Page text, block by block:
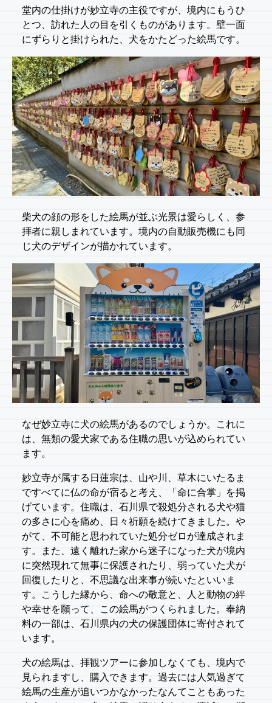
堂内の仕掛けが妙立寺の主役ですが、境内にもうひ
とつ、訪れた人の目を引くものがあります。壁一面
にずらりと掛けられた、犬をかたどった絵馬です。
柴犬の顔の形をした絵馬が並ぶ光景は愛らしく、参
拝者に親しまれています。境内の自動販売機にも同
じ犬のデザインが描かれています。
なぜ妙立寺に犬の絵馬があるのでしょうか。これに
は、無類の愛犬家である住職の思いが込められてい
ます。
妙立寺が属する日蓮宗は、山や川、草木にいたるま
ですべてに仏の命が宿ると考え、「命に合掌」を掲
げています。住職は、石川県で殺処分される犬や猫
の多さに心を痛め、日々祈願を続けてきました。や
がて、不可能と思われていた処分ゼロが達成されま
す。また、遠く離れた家から迷子になった犬が境内
に突然現れて無事に保護されたり、弱っていた犬が
回復したりと、不思議な出来事が続いたといいま
す。こうした縁から、命への敬意と、人と動物の絆
や幸せを願って、この絵馬がつくられました。奉納
料の一部は、石川県内の犬の保護団体に寄付されて
います。
犬の絵馬は、拝観ツアーに参加しなくても、境内で
見られますし、購入できます。過去には人気過ぎて
絵馬の生産が追いつかなかったなんてこともあった